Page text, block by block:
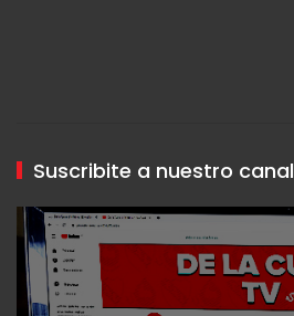
Suscribite a nuestro canal